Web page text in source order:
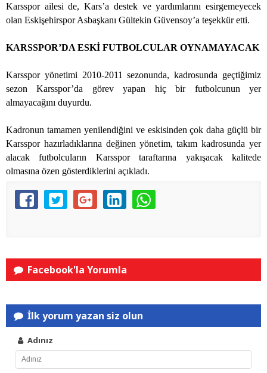
Karsspor ailesi de, Kars’a destek ve yardımlarını esirgemeyecek
olan Eskişehirspor Asbaşkanı Gültekin Güvensoy’a teşekkür etti.
KARSSPOR’DA ESKİ FUTBOLCULAR OYNAMAYACAK
Karsspor yönetimi 2010-2011 sezonunda, kadrosunda geçtiğimiz
sezon Karsspor’da görev yapan hiç bir futbolcunun yer
almayacağını duyurdu.
Kadronun tamamen yenilendiğini ve eskisinden çok daha güçlü bir
Karsspor hazırladıklarına değinen yönetim, takım kadrosunda yer
alacak futbolcuların Karsspor taraftarına yakışacak kalitede
olmasına özen gösterdiklerini açıkladı.
Facebook'la Yorumla
İlk yorum yazan siz olun
Adınız